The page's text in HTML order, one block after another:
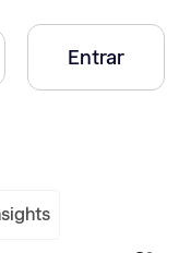
Entrar